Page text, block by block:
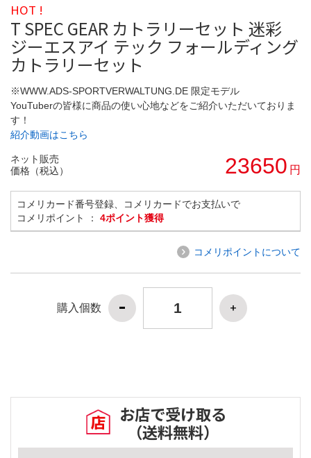
HOT !
T SPEC GEAR カトラリーセット 迷彩
ジーエスアイ テック フォールディング
カトラリーセット
※WWW.ADS-SPORTVERWALTUNG.DE 限定モデル
YouTuberの皆様に商品の使い心地などをご紹介いただいておりま
す！
紹介動画はこちら
ネット販売
価格（税込）
23650 円
コメリカード番号登録、コメリカードでお支払いで
コメリポイント ： 4ポイント獲得
コメリポイントについて
購入個数
お店で受け取る
（送料無料）